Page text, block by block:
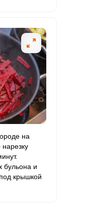
на
бульона и
крышкой